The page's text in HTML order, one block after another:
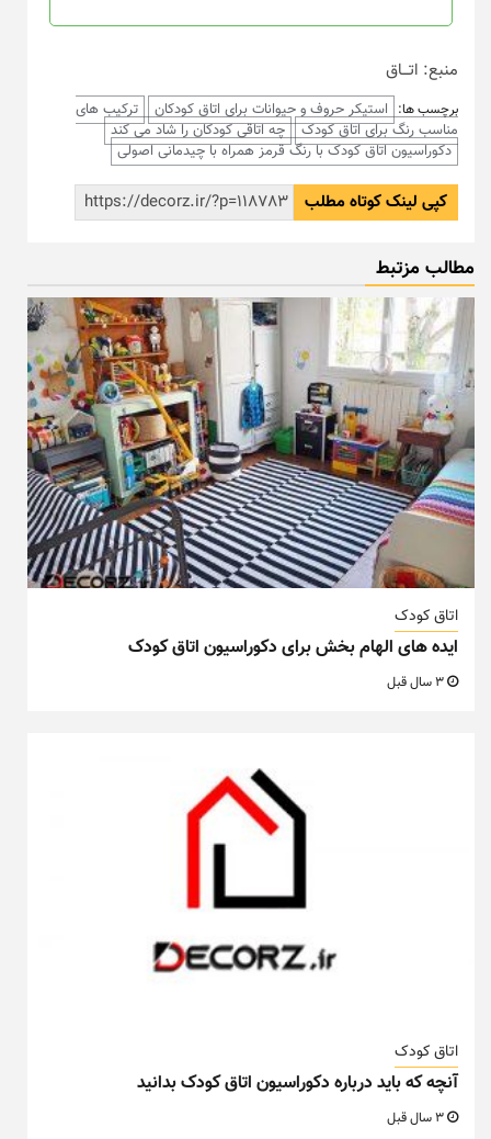
منبع: اتـــاق
برچسب ها: استیکر حروف و حیوانات برای اتاق کودکان
ترکیب های
مناسب رنگ برای اتاق کودک
چه اتاقی کودکان را شاد می کند
دکوراسیون اتاق کودک با رنگ قرمز همراه با چیدمانی اصولی
کپی لینک کوتاه مطلب
مطالب مزتبط
اتاق کودک
ایده های الهام بخش برای دکوراسیون اتاق کودک
اتاق کودک
آنچه که باید درباره دکوراسیون اتاق کودک بدانید